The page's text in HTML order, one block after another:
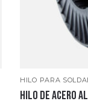
HILO PARA
Hilo de acero al